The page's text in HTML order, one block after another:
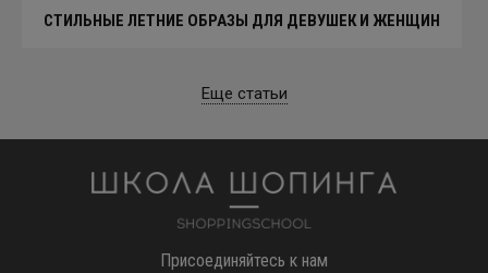
СТИЛЬНЫЕ ЛЕТНИЕ ОБРАЗЫ ДЛЯ ДЕВУШЕК И ЖЕНЩИН
Еще статьи
Присоединяйтесь к нам